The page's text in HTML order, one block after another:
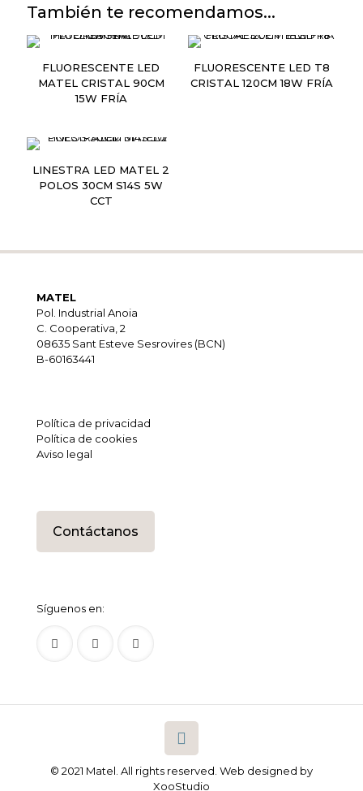
También te recomendamos...
FLUORESCENTE LED
MATEL CRISTAL 90CM
15W FRÍA
FLUORESCENTE LED T8
CRISTAL 120CM 18W FRÍA
LINESTRA LED MATEL 2
POLOS 30CM S14S 5W
CCT
MATEL
Pol. Industrial Anoia
C. Cooperativa, 2
08635 Sant Esteve Sesrovires (BCN)
B-60163441
Política de privacidad
Política de cookies
Aviso legal
Contáctanos
Síguenos en:
© 2021 Matel. All rights reserved. Web designed by
XooStudio